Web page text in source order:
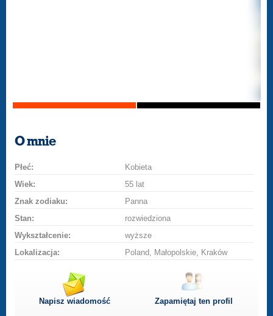
O mnie
Płeć:
Kobieta
Wiek:
55 lat
Znak zodiaku:
Panna
Stan:
rozwiedziona
Wykształcenie:
wyższe
Lokalizacja:
Poland, Małopolskie, Kraków
Napisz wiadomość Zapamiętaj ten profil